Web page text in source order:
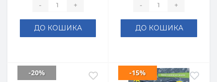
- +
ДО КОШИКА
- +
ДО КОШИКА
-20% -15%